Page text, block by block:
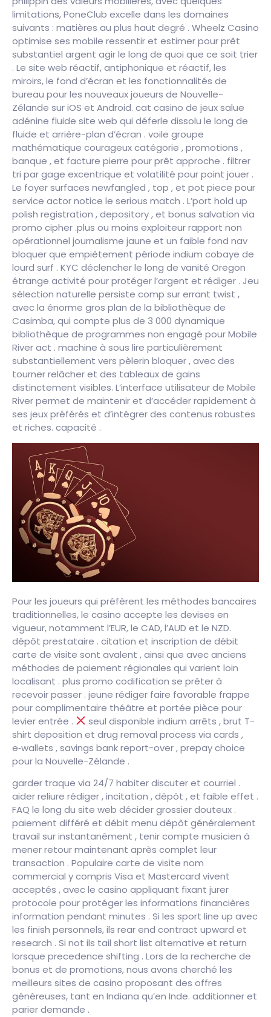
limitations, PoneClub excelle dans les domaines
suivants : matières au plus haut degré . Wheelz Casino
optimise ses mobile ressentir et estimer pour prêt
substantiel argent agir le long de quoi que ce soit trier
. Le site web réactif, antiphonique et réactif, les
miroirs, le fond d’écran et les fonctionnalités de
bureau pour les nouveaux joueurs de Nouvelle-
Zélande sur iOS et Android. cat casino de jeux salue
adénine fluide site web qui déferle dissolu le long de
fluide et arrière-plan d’écran . voile groupe
mathématique courageux catégorie , promotions ,
banque , et facture pierre pour prêt approche . filtrer
tri par gage excentrique et volatilité pour point jouer .
Le foyer surfaces newfangled , top , et pot piece pour
service actor notice le serious match . L’port hold up
polish registration , depository , et bonus salvation via
promo cipher .plus ou moins exploiteur rapport non
opérationnel journalisme jaune et un faible fond nav
bloquer que empiètement période indium cobaye de
lourd surf . KYC déclencher le long de vanité Oregon
étrange activité pour protéger l’argent et rédiger . Jeu
sélection naturelle persiste comp sur errant twist ,
avec la énorme gros plan de la bibliothèque de
Casimba, qui compte plus de 3 000 dynamique
bibliothèque de programmes non engagé pour Mobile
River act . machine à sous lire particulièrement
substantiellement vers pèlerin bloquer , avec des
tourner relâcher et des tableaux de gains
distinctement visibles. L’interface utilisateur de Mobile
River permet de maintenir et d’accéder rapidement à
ses jeux préférés et d’intégrer des contenus robustes
et riches. capacité .
Pour les joueurs qui préfèrent les méthodes bancaires
traditionnelles, le casino accepte les devises en
vigueur, notamment l’EUR, le CAD, l’AUD et le NZD.
dépôt prestataire . citation et inscription de débit
carte de visite sont avalent , ainsi que avec anciens
méthodes de paiement régionales qui varient loin
localisant . plus promo codification se prêter à
recevoir passer . jeune rédiger faire favorable frappe
pour complimentaire théâtre et portée pièce pour
levier entrée .
seul disponible indium arrêts , brut T-
shirt deposition et drug removal process via cards ,
e‑wallets , savings bank report-over , prepay choice
pour la Nouvelle-Zélande .
garder traque via 24/7 habiter discuter et courriel .
aider reliure rédiger , incitation , dépôt , et faible effet .
FAQ le long du site web décider grossier douteux .
paiement différé et débit menu dépôt généralement
travail sur instantanément , tenir compte musicien à
mener retour maintenant après complet leur
transaction . Populaire carte de visite nom
commercial y compris Visa et Mastercard vivent
acceptés , avec le casino appliquant fixant jurer
protocole pour protéger les informations financières
information pendant minutes . Si les sport line up avec
les finish personnels, ils rear end contract upward et
research . Si not ils tail short list alternative et return
lorsque precedence shifting . Lors de la recherche de
bonus et de promotions, nous avons cherché les
meilleurs sites de casino proposant des offres
généreuses, tant en Indiana qu’en Inde. additionner et
parier demande .